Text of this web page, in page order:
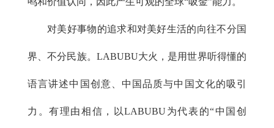
对美好事物的追求和对美好生活的向往不分国
界、不分民族。LABUBU大火，是用世界听得懂的
语言讲述中国创意、中国品质与中国文化的吸引
力。有理由相信，以LABUBU为代表的“中国创